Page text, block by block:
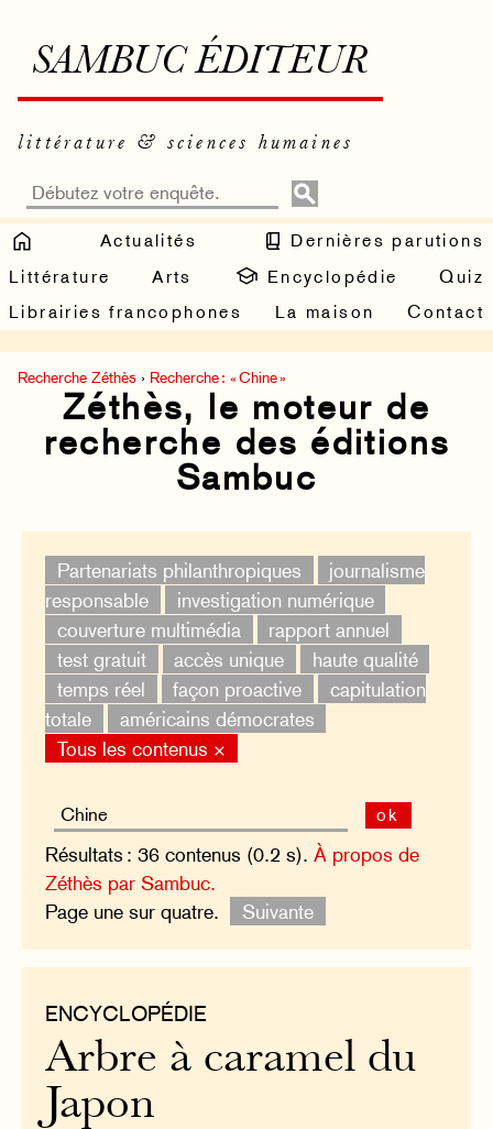
SAMBUC ÉDITEUR
littérature & sciences humaines
Actualités
Dernières parutions
Littérature
Arts Encyclopédie
Quiz
Librairies francophones
La maison Contact
Recherche Zéthès › Recherche : « Chine »
Zéthès, le moteur de
recherche des éditions
Sambuc
Partenariats philanthropiques
journalisme
responsable
investigation numérique
couverture multimédia
rapport annuel
test gratuit
accès unique
haute qualité
temps réel
façon proactive
capitulation
totale
américains démocrates
Tous les contenus ×
ok
Résultats : 36 contenus (0.2 s).À propos de
Zéthès par Sambuc.
Page une sur quatre.
Suivante
ENCYCLOPÉDIE
Arbre à caramel du
Japon